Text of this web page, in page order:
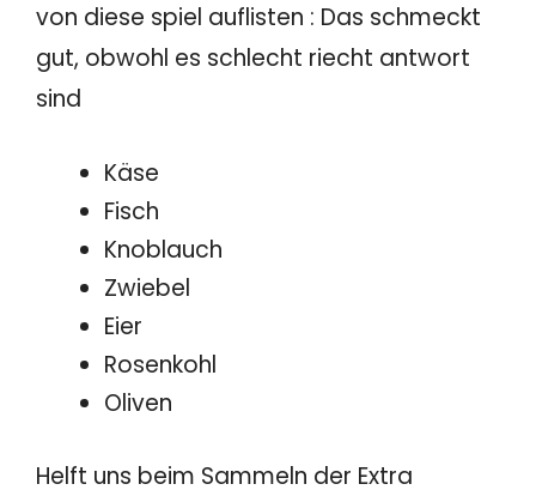
von diese spiel auflisten : Das schmeckt
gut, obwohl es schlecht riecht antwort
sind
Käse
Fisch
Knoblauch
Zwiebel
Eier
Rosenkohl
Oliven
Helft uns beim Sammeln der Extra